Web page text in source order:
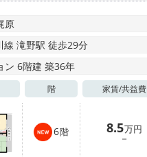
原
線 滝野駅 徒歩29分
ン 6階建 築36年
階 家賃/共益費
6階 8.5万円
－